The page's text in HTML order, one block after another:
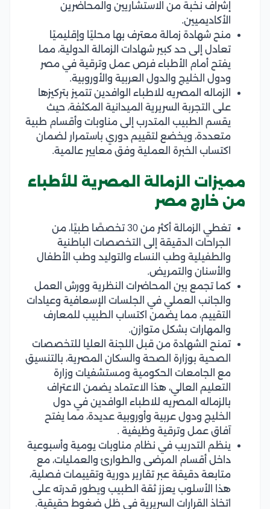
إشراف نخبة من الاستشاريين والمحاضرين
الأكاديميين.
منح شهادة زمالة معترف بها محليًا وإقليميًا
تعادل إلى حد كبير شهادات الزمالة الدولية، مما
يفتح أمام الأطباء فرص عمل وترقية في مصر
ودول الخليج والدول العربية والأوروبية.
الزماله المصريه للاطباء الوافدين تتميز بتركيزها
على التجربة السريرية الميدانية المكثفة، حيث
يقسم الطبيب المتدرب إلى مناوبات وأقسام طبية
متعددة، ويخضع لتقييم دوري باستمرار لضمان
اكتساب الخبرة العملية وفق معايير عالمية.
مميزات الزمالة المصرية للأطباء
من خارج مصر
تغطي الزمالة أكثر من 30 تخصصًا طبيًا، من
الجراحات الدقيقة إلى التخصصات الباطنية
والطفيلية وطب النساء والتوليد وطب الأطفال
والأسنان والتمريض.
كما تجمع بين المحاضرات النظرية وورش العمل
والجانب العملي في الجلسات الإسعافية وعيادات
التقييم، مما يضمن اكتساب الطبيب للمعارف
والمهارات بشكل متوازن.
تمنح الشهادة من قبل اللجنة العليا للتخصصات
الصحية بوزارة الصحة والسكان المصرية، بالتنسيق
مع الجامعات الحكومية ومستشفيات وزارة
التعليم العالي، هذا الاعتماد يضمن الاعتراف
بالزماله المصريه للاطباء الوافدين في دول
الخليج ودول عربية وأوروبية عديدة، مما يفتح
آفاق عمل وترقية وظيفية .
ينظم التدريب في نظام مناوبات يومية وأسبوعية
داخل أقسام المرضى والطوارئ والعمليات، مع
متابعة دقيقة عبر تقارير دورية وتقييمات فصلية،
هذا الأسلوب يعزز ثقة الطبيب ويطور قدرته على
اتخاذ القرارات السريرية في ظل ضغوط حقيقية.